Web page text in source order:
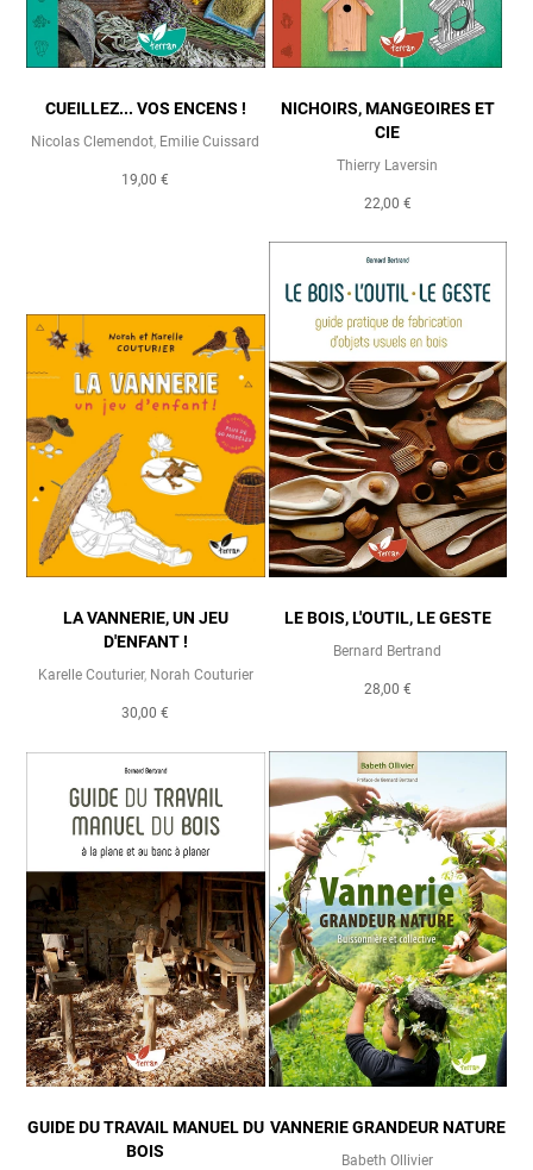
CUEILLEZ... VOS ENCENS !
Nicolas Clemendot Emilie Cuissard
19,00 €
NICHOIRS, MANGEOIRES ET
CIE
Thierry Laversin
22,00 €
LA VANNERIE, UN JEU
D'ENFANT !
Karelle Couturier, Norah Couturier
30,00 €
LE BOIS, L'OUTIL, LE GESTE
Bernard Bertrand
28,00 €
GUIDE DU TRAVAIL MANUEL DU
BOIS
VANNERIE GRANDEUR NATURE
Babeth Ollivier